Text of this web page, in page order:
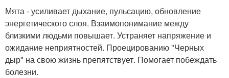
Мята - усиливает дыхание, пульсацию, обновление
энергетического слоя. Взаимопонимание между
близкими людьми повышает. Устраняет напряжение и
ожидание неприятностей. Проецированию "Черных
дыр" на свою жизнь препятствует. Помогает побеждать
болезни.